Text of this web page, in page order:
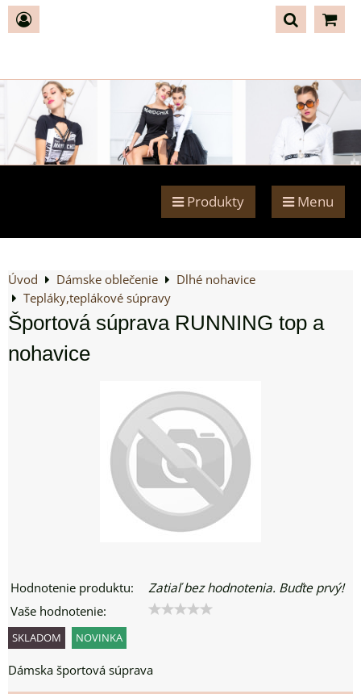
Produkty Menu
Úvod Dámske oblečenie
Dlhé nohavice
Tepláky,teplákové súpravy
Športová súprava RUNNING top a
nohavice
Hodnotenie produktu:
Zatiaľ bez hodnotenia. Buďte prvý!
Vaše hodnotenie:
SKLADOM NOVINKA
Dámska športová súprava